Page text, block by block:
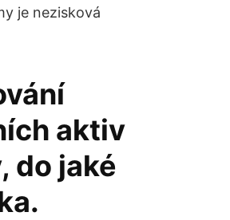
je nezisková
aktiv
do jaké